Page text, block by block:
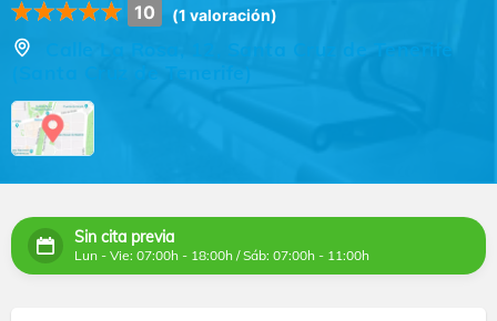
10 (1 valoración)
Calle La Rosa, 12, Santa Cruz de Tenerife
Sin cita previa
Lun - Vie: 07:00h - 18:00h / Sáb: 07:00h - 11:00h